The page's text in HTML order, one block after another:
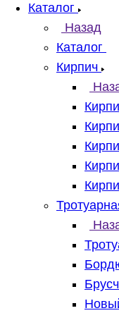
Каталог
Назад
Каталог
Кирпич